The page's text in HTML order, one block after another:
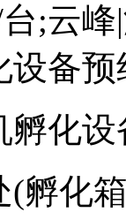
;云
备
孵化
孵化